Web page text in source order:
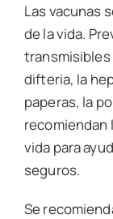
Las vacunas
de la vida.
transmisibles
difteria, la
paperas, la
recomiendan
vida para
seguros.
Se